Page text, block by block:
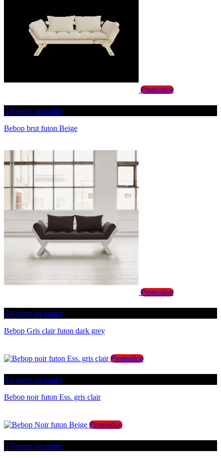
Promotion
Ajouter au panier
Bebop brut futon Beige
Promotion
Ajouter au panier
Bebop Gris clair futon dark grey
Promotion
Ajouter au panier
Bebop noir futon Ess. gris clair
Promotion
Ajouter au panier